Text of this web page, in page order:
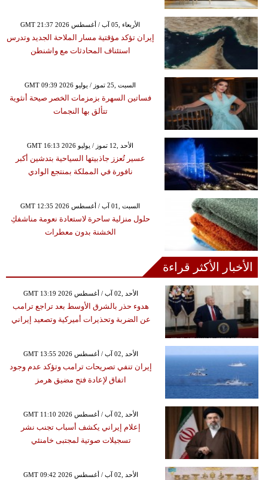
GMT 21:37 2026 الأربعاء ,05 آب / أغسطس
إيران تؤكد مؤقتية مسار الملاحة الجديد وتدرس
استئناف المحادثات مع واشنطن
GMT 09:39 2026 السبت ,25 تموز / يوليو
فساتين السهرة بزمزمات الخصر صيحة أنثوية
تتألق بها النجمات
GMT 16:13 2026 الأحد ,12 تموز / يوليو
عسير تُعزز جاذبيتها السياحية بتدشين أكبر
نافورة في المملكة بمنتجع الوادي
GMT 12:35 2026 السبت ,01 آب / أغسطس
حلول منزلية ساحرة لاستعادة نعومة مناشفكِ
الخشنة بدون معطرات
الأخبار الأكثر قراءة
GMT 13:19 2026 الأحد ,02 آب / أغسطس
هدوء حذر بالشرق الأوسط بعد تراجع ترامب
عن الضربة وتحذيرات أميركية وتصعيد إيراني
GMT 13:55 2026 الأحد ,02 آب / أغسطس
إيران تنفي تصريحات ترامب وتؤكد عدم وجود
اتفاق لإعادة فتح مضيق هرمز
GMT 11:10 2026 الأحد ,02 آب / أغسطس
إعلام إيراني يكشف أسباب تجنب نشر
تسجيلات صوتية لمجتبى خامنئي
GMT 09:42 2026 الأحد ,02 آب / أغسطس